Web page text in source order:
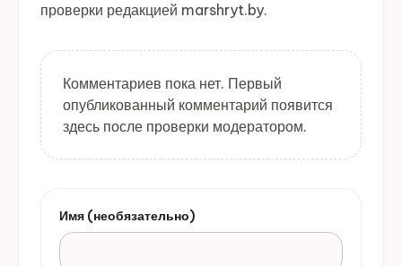
проверки редакцией marshryt.by.
Комментариев пока нет. Первый
опубликованный комментарий появится
здесь после проверки модератором.
Имя (необязательно)